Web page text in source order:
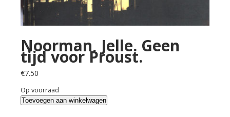
Noorman, Jelle. Geen
tijd voor Proust.
€7.50
Op voorraad
Noorman,
Toevoegen aan winkelwagen